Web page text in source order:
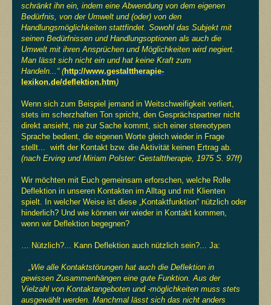
schränkt ihn ein, indem eine Abwendung von dem eigenen
Bedürfnis, von der Umwelt und (oder) von den
Handlungsmöglichkeiten stattfindet. Sowohl das Subjekt mit
seinen Bedürfnissen und Handlungsoptionen als auch die
Umwelt mit ihren Ansprüchen und Möglichkeiten wird negiert.
Man lässt sich nicht ein und hat keine Kraft zum
Handeln...“ (http://www.gestalttherapie-
lexikon.de/deflektion.htm)
Wenn sich zum Beispiel jemand in Weitschweifigkeit verliert,
stets im scherzhaften Ton spricht, den Gesprächspartner nicht
direkt ansieht, nie zur Sache kommt, sich einer stereotypen
Sprache bedient, die eigenen Worte gleich wieder in Frage
stellt... wirft der Kontakt bzw. die Aktivität keinen Ertrag ab.
(nach Erving und Miriam Polster: Gestalttherapie, 1975 S. 97ff)
Wir möchten mit Euch gemeinsam erforschen, welche Rolle
Deflektion in unseren Kontakten im Alltag und mit Klienten
spielt. In welcher Weise ist diese „Kontaktfunktion“ nützlich oder
hinderlich? Und wie können wir wieder in Kontakt kommen,
wenn wir Deflektion begegnen?
… Nützlich?... Kann Deflektion auch nützlich sein?... Ja:
Wie alle Kontaktstörungen hat auch die Deflektion in
gewissen Zusammenhängen eine gute Funktion. Aus der
Vielzahl von Kontaktangeboten und -möglichkeiten muss stets
ausgewählt werden. Manchmal lässt sich das nicht anders